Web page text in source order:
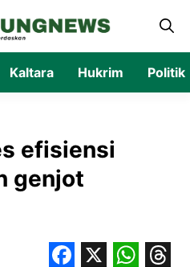
Kaltara Hukrim Politik
efisiensi
genjot